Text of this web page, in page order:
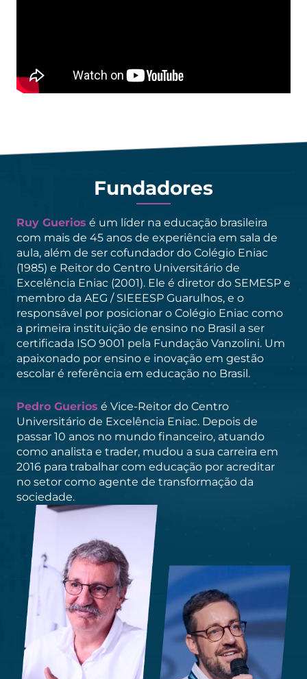
Fundadores
Ruy Guerios é um líder na educação brasileira
com mais de 45 anos de experiência em sala de
aula, além de ser cofundador do Colégio Eniac
(1985) e Reitor do Centro Universitário de
Excelência Eniac (2001). Ele é diretor do SEMESP e
membro da AEG / SIEEESP Guarulhos, e o
responsável por posicionar o Colégio Eniac como
a primeira instituição de ensino no Brasil a ser
certificada ISO 9001 pela Fundação Vanzolini. Um
apaixonado por ensino e inovação em gestão
escolar é referência em educação no Brasil.
Pedro Guerios é Vice-Reitor do Centro
Universitário de Excelência Eniac. Depois de
passar 10 anos no mundo financeiro, atuando
como analista e trader, mudou a sua carreira em
2016 para trabalhar com educação por acreditar
no setor como agente de transformação da
sociedade.